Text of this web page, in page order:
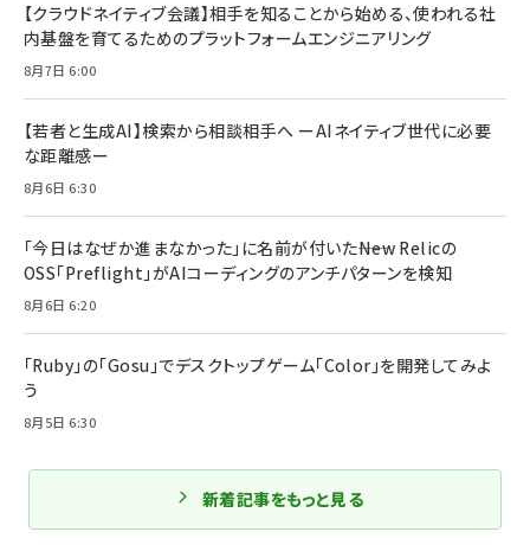
【クラウドネイティブ会議】相手を知ることから始める、使われる社
内基盤を育てるためのプラットフォームエンジニアリング
8月7日 6:00
【若者と生成AI】検索から相談相手へ ーAIネイティブ世代に必要
な距離感ー
8月6日 6:30
「今日はなぜか進まなかった」に名前が付いた――New Relicの
OSS「Preflight」がAIコーディングのアンチパターンを検知
8月6日 6:20
「Ruby」の「Gosu」でデスクトップゲーム「Color」を開発してみよ
う
8月5日 6:30
新着記事をもっと見る